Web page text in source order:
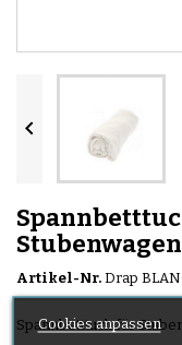

Stubenwagen
Artikel-Nr. Drap
Spannbetttuch für
Cookies anpassen